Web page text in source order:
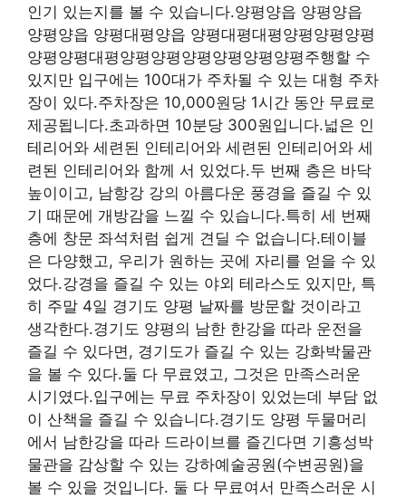
인기 있는지를 볼 수 있습니다.양평양읍 양평양읍
양평양읍 양평대평양읍 양평대평대평양평양평양평
양평양평대평양평양평양평양평양평양평주행할 수
있지만 입구에는 100대가 주차될 수 있는 대형 주차
장이 있다.주차장은 10,000원당 1시간 동안 무료로
제공됩니다.초과하면 10분당 300원입니다.넓은 인
테리어와 세련된 인테리어와 세련된 인테리어와 세
련된 인테리어와 함께 서 있었다.두 번째 층은 바닥
높이이고, 남항강 강의 아름다운 풍경을 즐길 수 있
기 때문에 개방감을 느낄 수 있습니다.특히 세 번째
층에 창문 좌석처럼 쉽게 견딜 수 없습니다.테이블
은 다양했고, 우리가 원하는 곳에 자리를 얻을 수 있
었다.강경을 즐길 수 있는 야외 테라스도 있지만, 특
히 주말 4일 경기도 양평 날짜를 방문할 것이라고
생각한다.경기도 양평의 남한 한강을 따라 운전을
즐길 수 있다면, 경기도가 즐길 수 있는 강화박물관
을 볼 수 있다.둘 다 무료였고, 그것은 만족스러운
시기였다.입구에는 무료 주차장이 있었는데 부담 없
이 산책을 즐길 수 있습니다.경기도 양평 두물머리
에서 남한강을 따라 드라이브를 즐긴다면 기흥성박
물관을 감상할 수 있는 강하예술공원(수변공원)을
볼 수 있을 것입니다. 둘 다 무료여서 만족스러운 시